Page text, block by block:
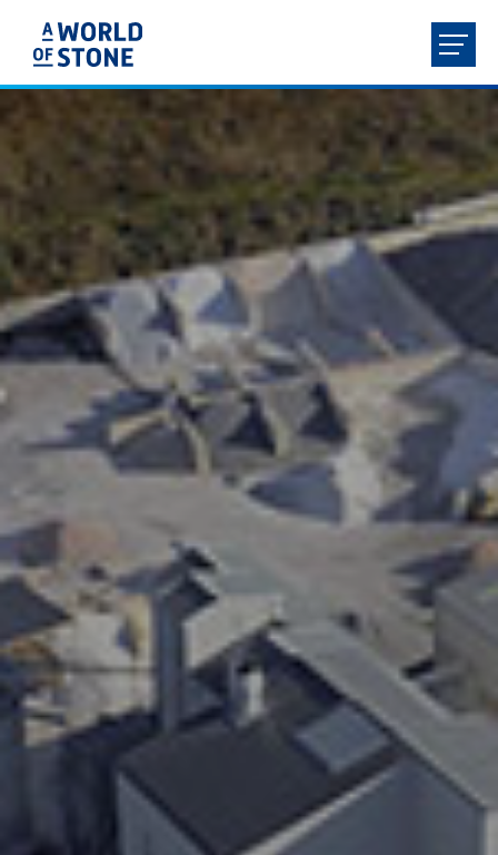
ACCUEIL
À PROPOS
PRODUITS
SERVICES
CONTACT
A WORLD OF STONE®
RONDOSTONE®
STONE-CUBE®
NOS PRODUITS